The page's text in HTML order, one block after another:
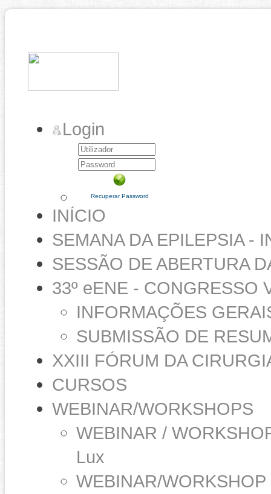
Login
Recuperar Password
INÍCIO
SEMANA DA EPILEPSIA -
SESSÃO DE ABERTURA
33º eENE - CONGRESSO
INFORMAÇÕES
SUBMISSÃO DE
XXIII FÓRUM DA
CURSOS
WEBINAR/WORKSHOPS
WEBINAR /
Lux
WEBINAR/